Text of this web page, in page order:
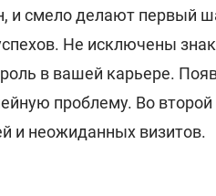
и смело делают первый
Не исключены
в вашей карьере.
проблему. Во второй
и неожиданных визитов.